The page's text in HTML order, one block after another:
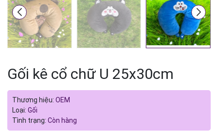
Gối kê cổ chữ U 25x30cm
Thương hiệu: OEM
Loại: Gối
Tình trạng: Còn hàng